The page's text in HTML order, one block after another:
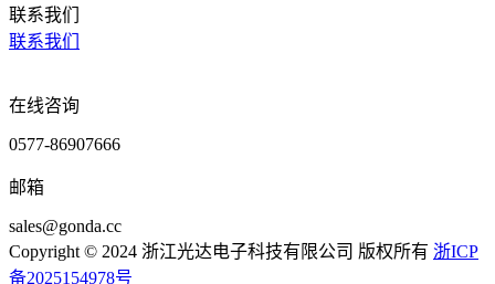
联系我们
联系我们
在线咨询
0577-86907666
邮箱
sales@gonda.cc
Copyright © 2024 浙江光达电子科技有限公司 版权所有 浙ICP
备2025154978号